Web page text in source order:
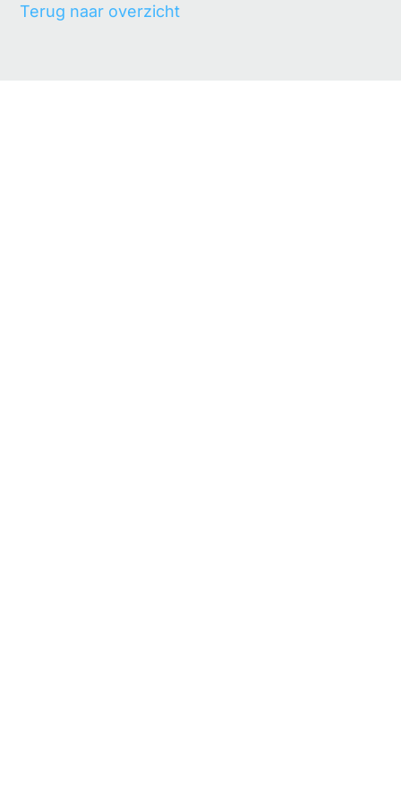
Terug naar overzicht